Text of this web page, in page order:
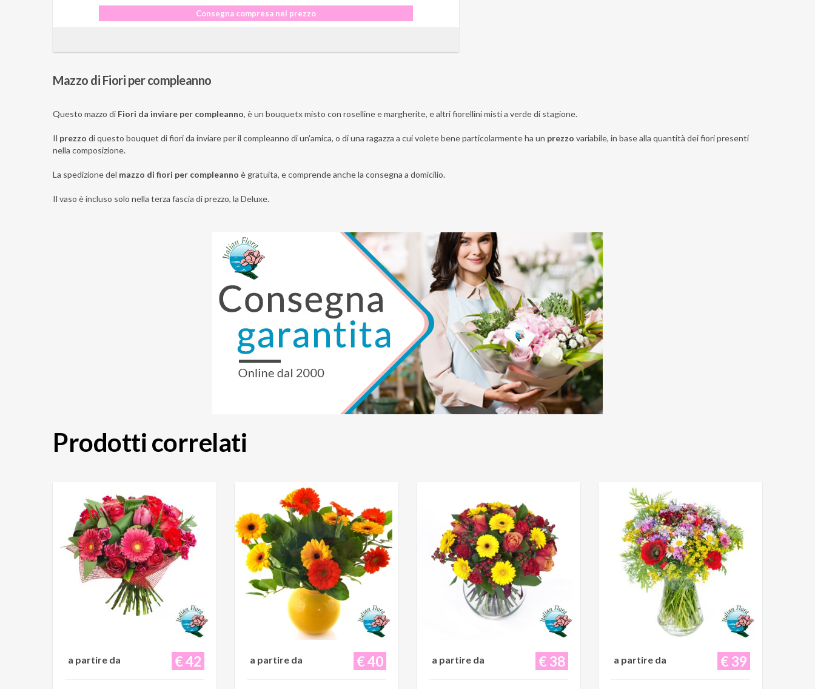
Consegna compresa nel prezzo
Mazzo di Fiori per compleanno
Questo mazzo di Fiori da inviare per compleanno, è un bouquetx misto con roselline e margherite, e altri fiorellini misti a verde di stagione.
Il prezzo di questo bouquet di fiori da inviare per il compleanno di un'amica, o di una ragazza a cui volete bene particolarmente ha un prezzo variabile, in base alla quantità dei fiori presenti
nella composizione.
La spedizione del mazzo di fiori per compleanno è gratuita, e comprende anche la consegna a domicilio.
Il vaso è incluso solo nella terza fascia di prezzo, la Deluxe.
Prodotti correlati
€ 42
a partire da € 40
a partire da € 38
a partire da € 39
a partire da